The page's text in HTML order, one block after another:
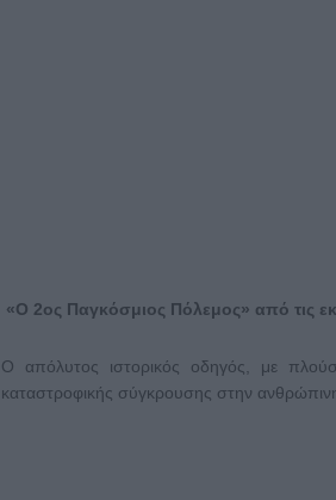
«O 2oς Παγκόσμιος Πόλεμος» από τις
Ο απόλυτος ιστορικός οδηγός, με
καταστροφικής σύγκρουσης στην ανθρώπινη